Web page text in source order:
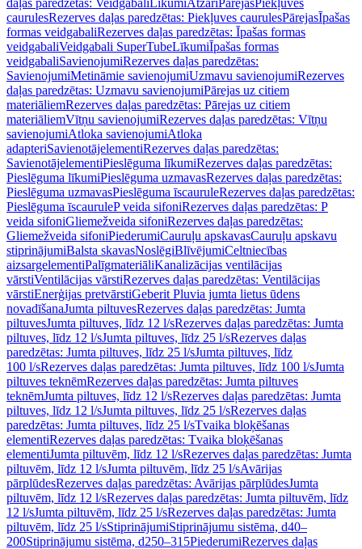
daļas paredzētas: Veidgabali LīkumiAtzari PārejasPiekļuves
caurulesRezerves daļas paredzētas: Piekļuves caurulesPārejasĪpašas
formas veidgabaliRezerves daļas paredzētas: Īpašas formas
veidgabaliVeidgabali SuperTubeLīkumiĪpašas formas
veidgabaliSavienojumiRezerves daļas paredzētas:
SavienojumiMetināmie savienojumiUzmavu savienojumiRezerves
daļas paredzētas: Uzmavu savienojumiPārejas uz citiem
materiāliemRezerves daļas paredzētas: Pārejas uz citiem
materiāliemVītņu savienojumiRezerves daļas paredzētas: Vītņu
savienojumiAtloka savienojumiAtloka
adapteriSavienotājelementiRezerves daļas paredzētas:
SavienotājelementiPieslēguma līkumiRezerves daļas paredzētas:
Pieslēguma līkumiPieslēguma uzmavasRezerves daļas paredzētas:
Pieslēguma uzmavasPieslēguma īscauruleRezerves daļas paredzētas:
Pieslēguma īscauruleP veida sifoniRezerves daļas paredzētas: P
veida sifoniGliemežveida sifoniRezerves daļas paredzētas:
Gliemežveida sifoniPiederumiCauruļu apskavasCauruļu apskavu
stiprinājumiBalsta skavasNoslēgiBlīvējumiCeltniecības
aizsargelementiPalīgmateriāliKanalizācijas ventilācijas
vārstiVentilācijas vārstiRezerves daļas paredzētas: Ventilācijas
vārstiEnerģijas pretvārstiGeberit Pluvia jumta lietus ūdens
novadīšanaJumta piltuvesRezerves daļas paredzētas: Jumta
piltuvesJumta piltuves, līdz 12 l/sRezerves daļas paredzētas: Jumta
piltuves, līdz 12 l/sJumta piltuves, līdz 25 l/sRezerves daļas
paredzētas: Jumta piltuves, līdz 25 l/sJumta piltuves, līdz
100 l/sRezerves daļas paredzētas: Jumta piltuves, līdz 100 l/sJumta
piltuves teknēmRezerves daļas paredzētas: Jumta piltuves
teknēmJumta piltuves, līdz 12 l/sRezerves daļas paredzētas: Jumta
piltuves, līdz 12 l/sJumta piltuves, līdz 25 l/sRezerves daļas
paredzētas: Jumta piltuves, līdz 25 l/sTvaika bloķēšanas
elementiRezerves daļas paredzētas: Tvaika bloķēšanas
elementiJumta piltuvēm, līdz 12 l/sRezerves daļas paredzētas: Jumta
piltuvēm, līdz 12 l/sJumta piltuvēm, līdz 25 l/sAvārijas
pārplūdesRezerves daļas paredzētas: Avārijas pārplūdesJumta
piltuvēm, līdz 12 l/sRezerves daļas paredzētas: Jumta piltuvēm, līdz
12 l/sJumta piltuvēm, līdz 25 l/sRezerves daļas paredzētas: Jumta
piltuvēm, līdz 25 l/sStiprinājumiStiprinājumu sistēma, d40–
200Stiprinājumu sistēma, d250–315PiederumiRezerves daļas